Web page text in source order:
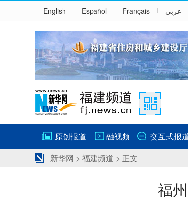
English Español Français عربى
原创报道 融视频 交互式报
新华网 > 福建频道 > 正文
福